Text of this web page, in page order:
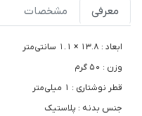
معرفی مشخصات
ابعاد : ۱۳.۸ × ۱.۱ سانتی‌متر
وزن : ۵۰ گرم
قطر نوشتاری : ۱ میلی‌متر
جنس بدنه : پلاستیک